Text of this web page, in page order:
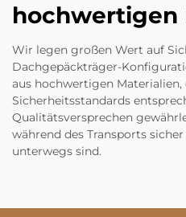
hochwertigen
Wir legen großen Wert auf
Dachgepäckträger-
aus hochwertigen
Sicherheitsstandards
Qualitätsversprechen
während des Transports
unterwegs sind.